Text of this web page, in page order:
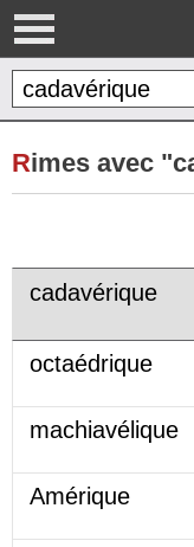
Rimes avec
cadavérique
octaédrique
machiavélique
Amérique